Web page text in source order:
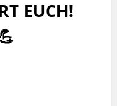
EUCH!